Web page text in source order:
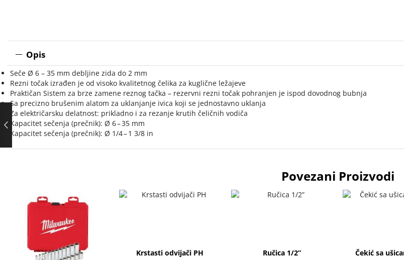
Opis
Seče Ø 6 – 35 mm debljine zida do 2 mm
Rezni točak izrađen je od visoko kvalitetnog čelika za kuglične ležajeve
Praktičan Sistem za brze zamene reznog tačka – rezervni rezni točak pohranjen je ispod dovodnog bubnja
Sa precizno brušenim alatom za uklanjanje ivica koji se jednostavno uklanja
Za električarsku delatnost: prikladno i za rezanje krutih čeličnih vodiča
Kapacitet sečenja (prečnik): Ø 6 – 35 mm
Kapacitet sečenja (prečnik): Ø 1/4 – 1 3/8 in
Povezani Proizvodi
Krstasti odvijači PH Ručica 1/2” Čekić sa